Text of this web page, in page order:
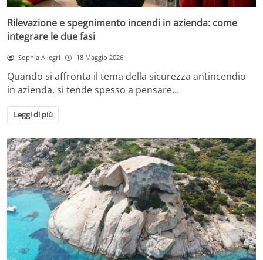
Rilevazione e spegnimento incendi in azienda: come
integrare le due fasi
Sophia Allegri 18 Maggio 2026
Quando si affronta il tema della sicurezza antincendio
in azienda, si tende spesso a pensare…
Leggi di più